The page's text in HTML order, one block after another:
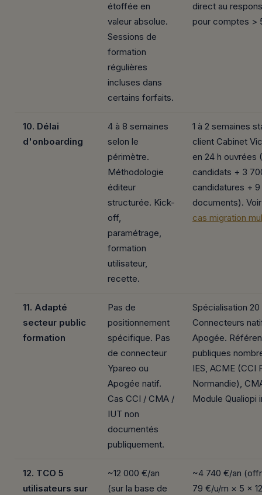
étoffée en
valeur absolue.
Sessions de
formation
régulières
incluses dans
certains forfaits.
direct au
pour comptes >
10. Délai
d'onboarding
4 à 8 semaines
selon le
périmètre.
Méthodologie
éditeur
structurée. Kick-
off,
paramétrage,
formation
utilisateur,
recette.
1 à 2 semaines
client Cabinet
en 24 h ouvrées
candidats + 3
candidatures +
documents).
cas migration
11. Adapté
secteur public
formation
Pas de
positionnement
spécifique. Pas
de connecteur
Ypareo ou
Apogée natif.
Cas CCI / CMA /
IUT non
documentés
publiquement.
Spécialisation 20
Connecteurs
Apogée.
publiques
IES, ACME (CCI
Normandie),
Module Qualiopi
12. TCO 5
utilisateurs sur
~12 000 €/an
(sur la base de
~4 740 €/an
79 €/u/m × 5 ×